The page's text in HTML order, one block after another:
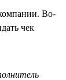
Во-
чек